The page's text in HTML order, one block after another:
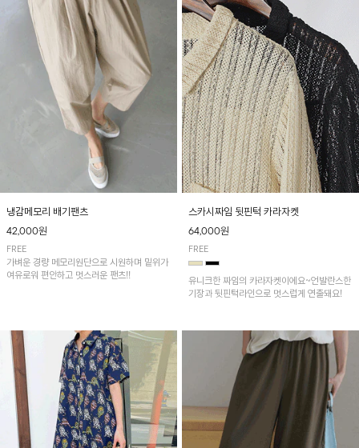
냉감메모리 배기팬츠
42,000원
FREE
가벼운 경량 메모리원단으로 시원하며 밑위가
여유로워 편안하고 멋스러운 팬츠!!
스카시짜임 뒷핀턱 카라자켓
64,000원
FREE
유니크한 짜임의 카라자켓이에요~언발란스한
기장과 뒷핀턱라인으로 멋스럽게 연출돼요!